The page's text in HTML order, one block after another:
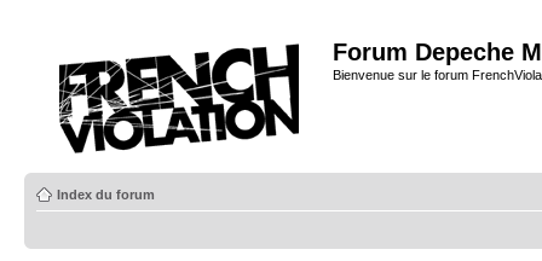
Forum Depeche
Bienvenue sur le forum
Index du forum